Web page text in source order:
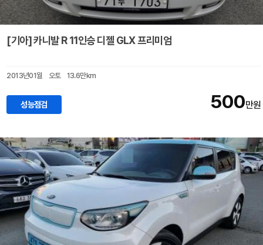
[기아] 카니발 R 11인승 디젤 GLX 프리미엄
2013년01월 오토 13.6만km
성능점검 500만원